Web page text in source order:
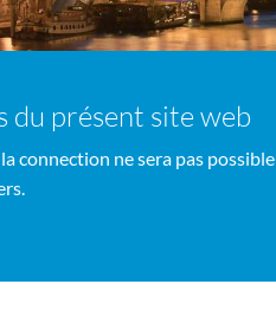
présent site web
connection ne sera pas possible